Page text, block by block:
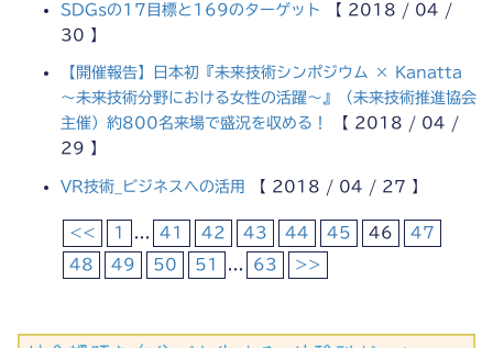
SDGsの17目標と169のターゲット
【 2018 / 04 /
30 】
【開催報告】日本初『未来技術シンポジウム × Kanatta
～未来技術分野における女性の活躍～』（未来技術推進協会
主催）約800名来場で盛況を収める！
【 2018 / 04 /
29 】
VR技術_ビジネスへの活用 【 2018 / 04 / 27 】
<< 1 ... 41 42 43 44 45 46 47
48 49 50 51 ... 63 >>